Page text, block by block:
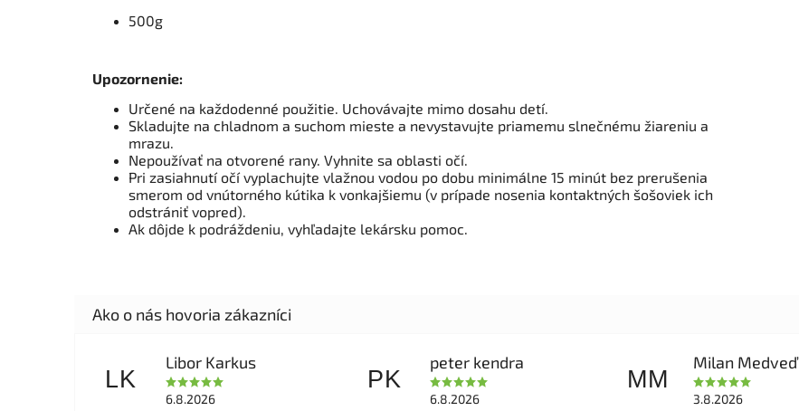
500g
Upozornenie:
Určené na každodenné použitie. Uchovávajte mimo dosahu detí.
Skladujte na chladnom a suchom mieste a nevystavujte priamemu slnečnému žiareniu a
mrazu.
Nepoužívať na otvorené rany. Vyhnite sa oblasti očí.
Pri zasiahnutí očí vyplachujte vlažnou vodou po dobu minimálne 15 minút bez prerušenia
smerom od vnútorného kútika k vonkajšiemu (v prípade nosenia kontaktných šošoviek ich
odstrániť vopred).
Ak dôjde k podráždeniu, vyhľadajte lekársku pomoc.
LK
Libor Karkus
6.8.2026
PK
peter kendra
6.8.2026
MM
Milan Medveď
3.8.2026